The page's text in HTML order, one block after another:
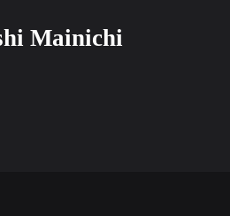
Mainichi